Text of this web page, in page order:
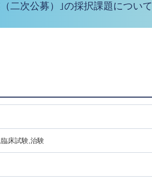
二次公募）｣の採択課題について
床試験,治験